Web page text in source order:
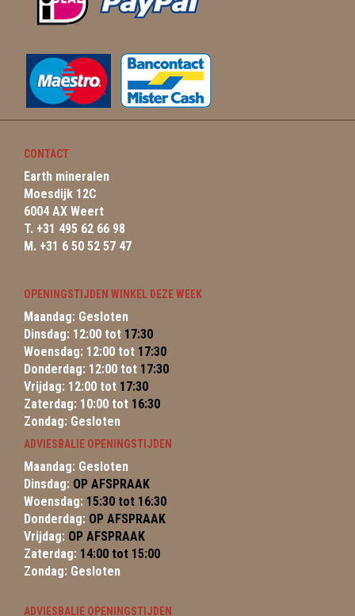
CONTACT
Earth mineralen
Moesdijk 12C
6004 AX Weert
T. +31 495 62 66 98
M. +31 6 50 52 57 47
OPENINGSTIJDEN WINKEL DEZE WEEK
Maandag: Gesloten
Dinsdag: 12:00 tot 17:30
Woensdag: 12:00 tot 17:30
Donderdag: 12:00 tot 17:30
Vrijdag: 12:00 tot 17:30
Zaterdag: 10:00 tot 16:30
Zondag: Gesloten
ADVIESBALIE OPENINGSTIJDEN
Maandag: Gesloten
Dinsdag: OP AFSPRAAK
Woensdag: 15:30 tot 16:30
Donderdag: OP AFSPRAAK
Vrijdag: OP AFSPRAAK
Zaterdag: 14:00 tot 15:00
Zondag: Gesloten
ADVIESBALIE OPENINGSTIJDEN